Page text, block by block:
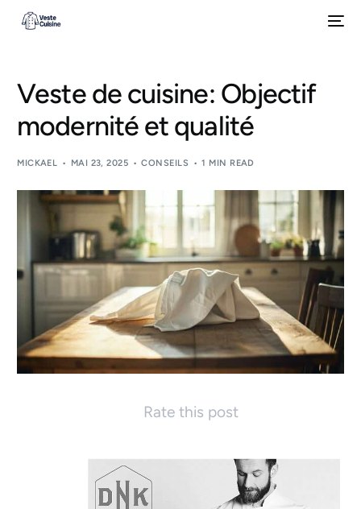
Veste de cuisine: Objectif
modernité et qualité
MICKAEL MAI 23, 2025 CONSEILS 1 MIN READ
Rate this post